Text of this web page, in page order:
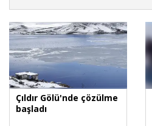
Çıldır Gölü'nde çözülme
başladı